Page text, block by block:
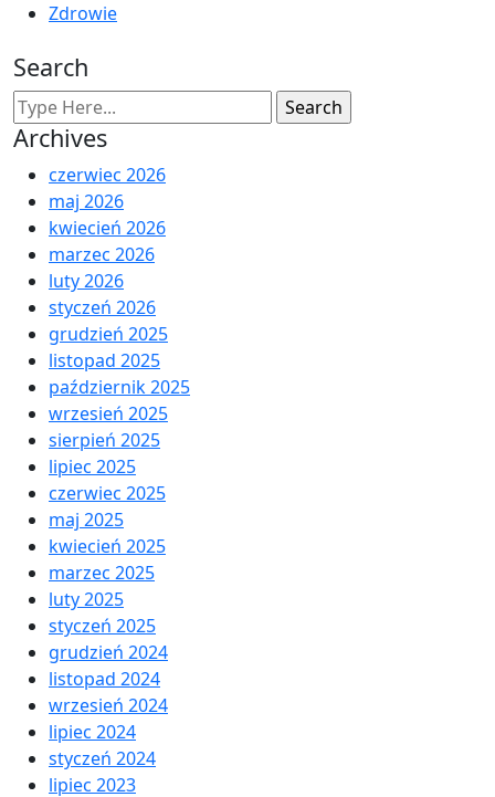
Zdrowie
Search
Archives
czerwiec 2026
maj 2026
kwiecień 2026
marzec 2026
luty 2026
styczeń 2026
grudzień 2025
listopad 2025
październik 2025
wrzesień 2025
sierpień 2025
lipiec 2025
czerwiec 2025
maj 2025
kwiecień 2025
marzec 2025
luty 2025
styczeń 2025
grudzień 2024
listopad 2024
wrzesień 2024
lipiec 2024
styczeń 2024
lipiec 2023